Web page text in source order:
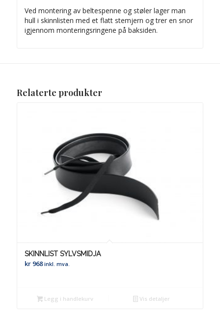
Ved montering av beltespenne og støler lager man
hull i skinnlisten med et flatt stemjern og trer en snor
igjennom monteringsringene på baksiden.
Relaterte produkter
SKINNLIST SYLVSMIDJA
kr968 inkl. mva.
Legg i handlekurv Vis detaljer